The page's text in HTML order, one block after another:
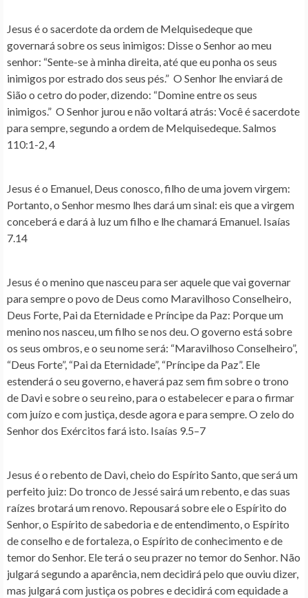
Jesus é o sacerdote da ordem de Melquisedeque que
governará sobre os seus inimigos: Disse o Senhor ao meu
senhor: “Sente-se à minha direita, até que eu ponha os seus
inimigos por estrado dos seus pés.” O Senhor lhe enviará de
Sião o cetro do poder, dizendo: “Domine entre os seus
inimigos.” O Senhor jurou e não voltará atrás: Você é sacerdote
para sempre, segundo a ordem de Melquisedeque. Salmos
110:1-2, 4
Jesus é o Emanuel, Deus conosco, filho de uma jovem virgem:
Portanto, o Senhor mesmo lhes dará um sinal: eis que a virgem
conceberá e dará à luz um filho e lhe chamará Emanuel. Isaías
7.14
Jesus é o menino que nasceu para ser aquele que vai governar
para sempre o povo de Deus como Maravilhoso Conselheiro,
Deus Forte, Pai da Eternidade e Príncipe da Paz: Porque um
menino nos nasceu, um filho se nos deu. O governo está sobre
os seus ombros, e o seu nome será: “Maravilhoso Conselheiro”,
“Deus Forte”, “Pai da Eternidade”, “Príncipe da Paz”. Ele
estenderá o seu governo, e haverá paz sem fim sobre o trono
de Davi e sobre o seu reino, para o estabelecer e para o firmar
com juízo e com justiça, desde agora e para sempre. O zelo do
Senhor dos Exércitos fará isto. Isaías 9.5–7
Jesus é o rebento de Davi, cheio do Espírito Santo, que será um
perfeito juiz: Do tronco de Jessé sairá um rebento, e das suas
raízes brotará um renovo. Repousará sobre ele o Espírito do
Senhor, o Espírito de sabedoria e de entendimento, o Espírito
de conselho e de fortaleza, o Espírito de conhecimento e de
temor do Senhor. Ele terá o seu prazer no temor do Senhor. Não
julgará segundo a aparência, nem decidirá pelo que ouviu dizer,
mas julgará com justiça os pobres e decidirá com equidade a